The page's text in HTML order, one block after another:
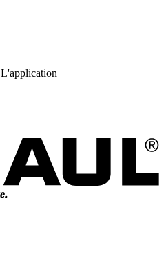
L'application